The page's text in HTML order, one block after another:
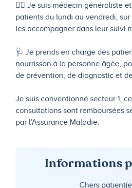
👩‍⚕️ Je suis médecin généraliste
patients du lundi au vendredi,
les accompagner dans leur suivi
🩺 Je prends en charge des
nourrisson à la personne âgée,
de prévention, de diagnostic et
Je suis conventionné secteur 1,
consultations sont remboursées
par l’Assurance Maladie.
Informations
Chers